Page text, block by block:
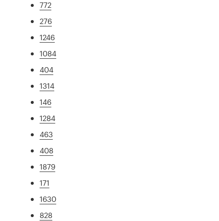
772
276
1246
1084
404
1314
146
1284
463
408
1879
171
1630
828